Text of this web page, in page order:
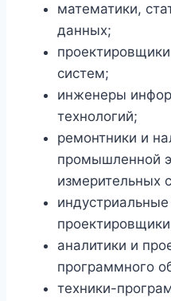
математики,
данных;
систем;
инженеры
технологий;
ремонтники и
промышленной
измерительных
аналитики и
программного
техники-